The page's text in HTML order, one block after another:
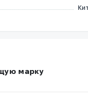
марку